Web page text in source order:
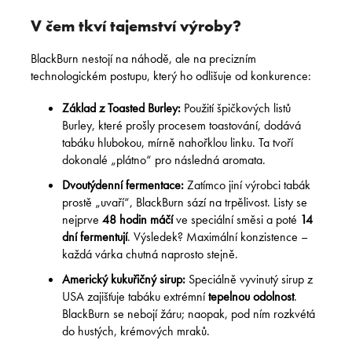
V čem tkví tajemství výroby?
BlackBurn nestojí na náhodě, ale na precizním
technologickém postupu, který ho odlišuje od konkurence:
Základ z Toasted Burley: Použití špičkových listů
Burley, které prošly procesem toastování, dodává
tabáku hlubokou, mírně nahořklou linku. Ta tvoří
dokonalé „plátno“ pro následná aromata.
Dvoutýdenní fermentace:Zatímco jiní výrobci tabák
prostě „uvaří“, BlackBurn sází na trpělivost. Listy se
nejprve 48 hodin máčíve speciální směsi a poté 14
dní fermentují. Výsledek? Maximální konzistence –
každá várka chutná naprosto stejně.
Americký kukuřičný sirup: Speciálně vyvinutý sirup z
USA zajišťuje tabáku extrémnítepelnou odolnost.
BlackBurn se nebojí žáru; naopak, pod ním rozkvétá
do hustých, krémových mraků.